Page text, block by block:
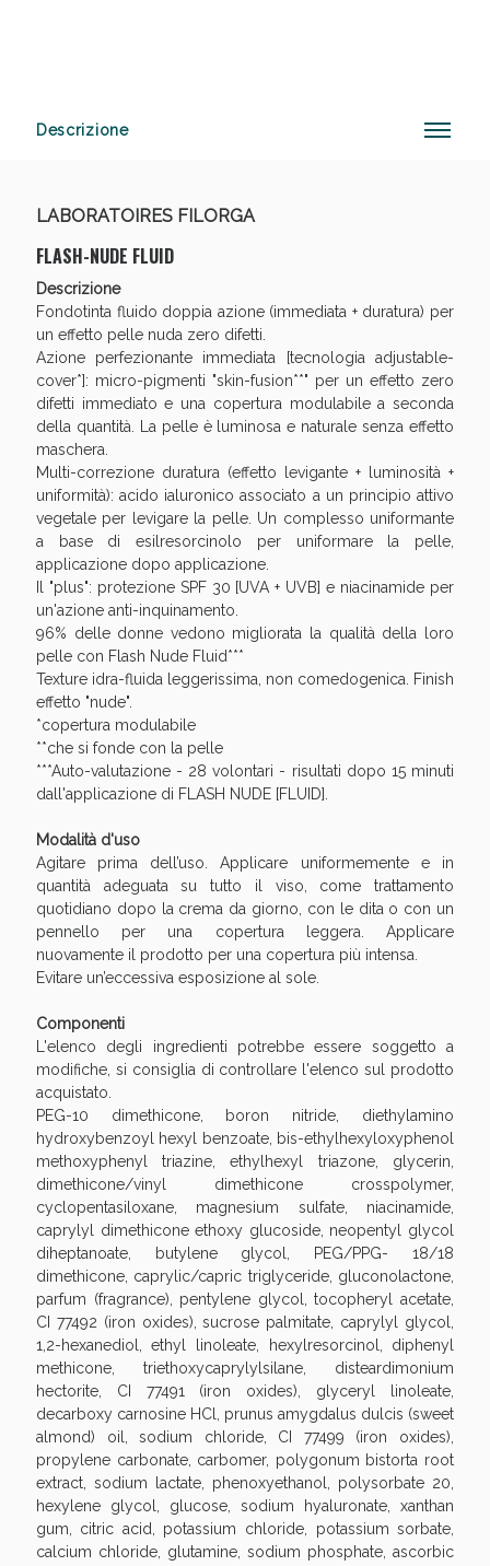
Descrizione
LABORATOIRES FILORGA
FLASH-NUDE FLUID
Descrizione
Fondotinta fluido doppia azione (immediata + duratura) per
un effetto pelle nuda zero difetti.
Azione perfezionante immediata [tecnologia adjustable-
cover*]: micro-pigmenti "skin-fusion**" per un effetto zero
difetti immediato e una copertura modulabile a seconda
della quantità. La pelle è luminosa e naturale senza effetto
maschera.
Multi-correzione duratura (effetto levigante + luminosità +
uniformità): acido ialuronico associato a un principio attivo
vegetale per levigare la pelle. Un complesso uniformante
a base di esilresorcinolo per uniformare la pelle,
applicazione dopo applicazione.
Il "plus": protezione SPF 30 [UVA + UVB] e niacinamide per
un'azione anti-inquinamento.
96% delle donne vedono migliorata la qualità della loro
pelle con Flash Nude Fluid***
Texture idra-fluida leggerissima, non comedogenica. Finish
effetto "nude".
*copertura modulabile
**che si fonde con la pelle
***Auto-valutazione - 28 volontari - risultati dopo 15 minuti
dall'applicazione di FLASH NUDE [FLUID].
Modalità d'uso
Agitare prima dell’uso. Applicare uniformemente e in
quantità adeguata su tutto il viso, come trattamento
quotidiano dopo la crema da giorno, con le dita o con un
pennello per una copertura leggera. Applicare
nuovamente il prodotto per una copertura più intensa.
Evitare un’eccessiva esposizione al sole.
Componenti
L'elenco degli ingredienti potrebbe essere soggetto a
modifiche, si consiglia di controllare l'elenco sul prodotto
acquistato.
PEG-10 dimethicone, boron nitride, diethylamino
hydroxybenzoyl hexyl benzoate, bis-ethylhexyloxyphenol
methoxyphenyl triazine, ethylhexyl triazone, glycerin,
dimethicone/vinyl dimethicone crosspolymer,
cyclopentasiloxane, magnesium sulfate, niacinamide,
caprylyl dimethicone ethoxy glucoside, neopentyl glycol
diheptanoate, butylene glycol, PEG/PPG- 18/18
dimethicone, caprylic/capric triglyceride, gluconolactone,
parfum (fragrance), pentylene glycol, tocopheryl acetate,
CI 77492 (iron oxides), sucrose palmitate, caprylyl glycol,
1,2-hexanediol, ethyl linoleate, hexylresorcinol, diphenyl
methicone, triethoxycaprylylsilane, disteardimonium
hectorite, CI 77491 (iron oxides), glyceryl linoleate,
decarboxy carnosine HCl, prunus amygdalus dulcis (sweet
almond) oil, sodium chloride, CI 77499 (iron oxides),
propylene carbonate, carbomer, polygonum bistorta root
extract, sodium lactate, phenoxyethanol, polysorbate 20,
hexylene glycol, glucose, sodium hyaluronate, xanthan
gum, citric acid, potassium chloride, potassium sorbate,
calcium chloride, glutamine, sodium phosphate, ascorbic
oggi!
Sconto fino al 55% disponibile oggi!
Vie Urinarie e Prostata: Sconti fino al 45% oggi!
Benessere Intestinale: Sconto fino al 55% valido
oggi!